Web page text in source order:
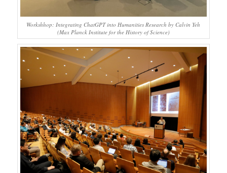
Workshhop: Integrating ChatGPT into Humanities Research by Calvin Yeh
(Max Planck Institute for the History of Science)